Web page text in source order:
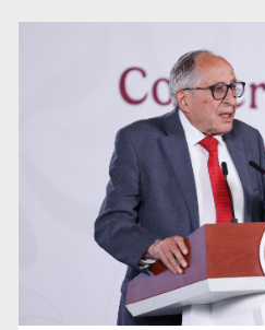
Advierten retrocesos en
del INAI